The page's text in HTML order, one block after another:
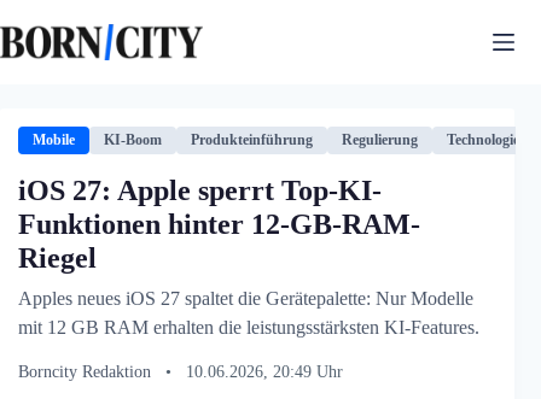
Inhalt
springen
Mobile KI-Boom Produkteinführung Regulierung Technologie
iOS 27: Apple sperrt Top-KI-
Funktionen hinter 12-GB-RAM-
Riegel
Apples neues iOS 27 spaltet die Gerätepalette: Nur Modelle
mit 12 GB RAM erhalten die leistungsstärksten KI-Features.
Borncity Redaktion • 10.06.2026, 20:49 Uhr